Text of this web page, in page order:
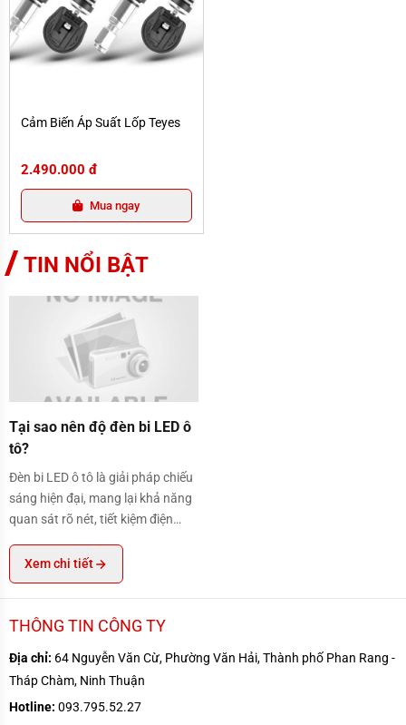
Cảm Biến Áp Suất Lốp Teyes
2.490.000 đ
Mua ngay
TIN NỔI BẬT
Tại sao nên độ đèn bi LED ô
tô?
Đèn bi LED ô tô là giải pháp chiếu
sáng hiện đại, mang lại khả năng
quan sát rõ nét, tiết kiệm điện
xe. Độ đèn bi LED giúp cải thiện
hiệu quả ánh sáng, nâng cao độ
an toàn khi lái xe.
Xem chi tiết
THÔNG TIN CÔNG TY
Địa chỉ: 64 Nguyễn Văn Cừ, Phường Văn Hải, Thành phố Phan Rang -
Tháp Chàm, Ninh Thuận
Hotline: 093.795.52.27